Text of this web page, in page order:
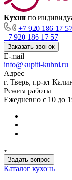
Кухни по
+7 920 186 17 57
+7 920 186 17 57
Заказать звонок
E-mail
info@kupiti-kuhni.ru
Адрес
г. Тверь, пр-кт
Режим работы
Ежедневно с 10 до
Задать вопрос
Каталог кухонь